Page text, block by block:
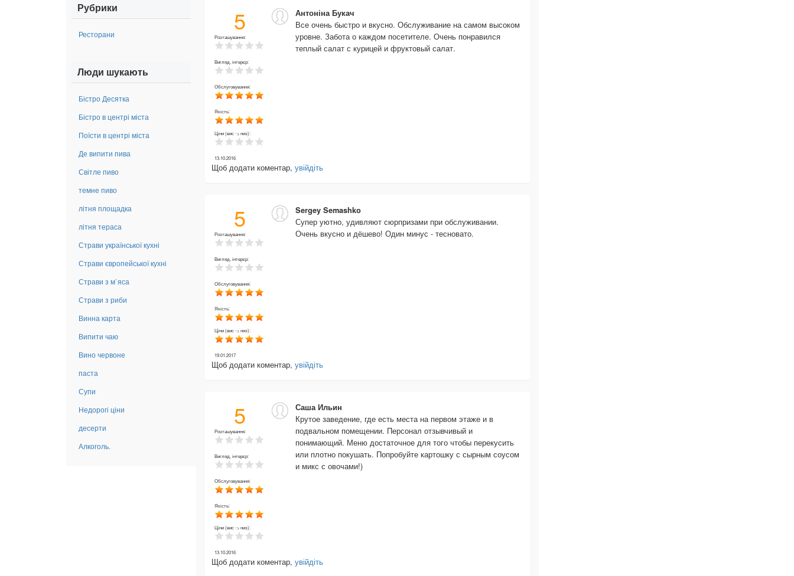
Рубрики
Ресторани
Люди шукають
Бістро Десятка
Бістро в центрі міста
Поїсти в центрі міста
Де випити пива
Світле пиво
темне пиво
літня площадка
літня тераса
Страви української кухні
Страви європейської кухні
Страви з м`яса
Страви з риби
Винна карта
Випити чаю
Вино червоне
паста
Супи
Недорогі ціни
десерти
Алкоголь.
5
Розташування:
Вигляд, інтерєр:
Обслуговування:
Якість:
Ціни (вис -> низ):
Антоніна Букач
Все очень быстро и вкусно. Обслуживание на самом высоком
уровне. Забота о каждом посетителе. Очень понравился
теплый салат с курицей и фруктовый салат.
13.10.2016
Щоб додати коментар, увійдіть
5
Розташування:
Вигляд, інтерєр:
Обслуговування:
Якість:
Ціни (вис -> низ):
Sergey Semashko
Супер уютно, удивляют сюрпризами при обслуживании.
Очень вкусно и дёшево! Один минус - тесновато.
19.01.2017
Щоб додати коментар, увійдіть
5
Розташування:
Вигляд, інтерєр:
Обслуговування:
Якість:
Ціни (вис -> низ):
Саша Ильин
Крутое заведение, где есть места на первом этаже и в
подвальном помещении. Персонал отзывчивый и
понимающий. Меню достаточное для того чтобы перекусить
или плотно покушать. Попробуйте картошку с сырным соусом
и микс с овочами!)
13.10.2016
Щоб додати коментар, увійдіть